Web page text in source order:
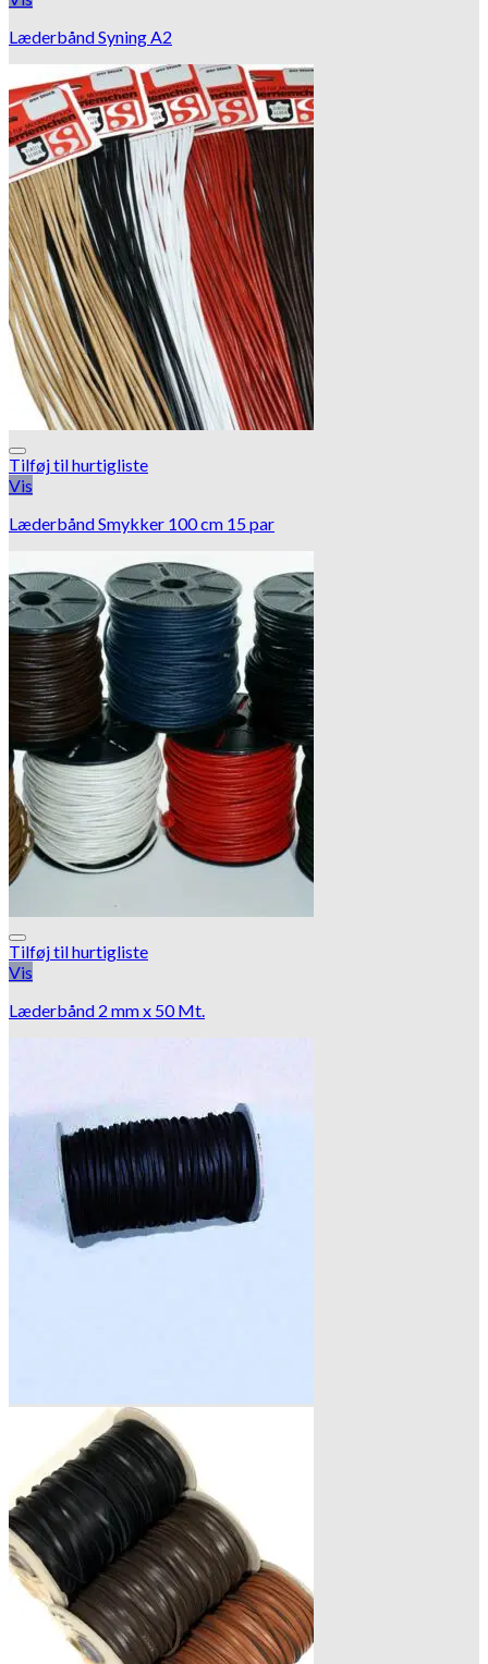
Læderbånd Syning A2
Tilføj til hurtigliste
Vis
Læderbånd Smykker 100 cm 15 par
Tilføj til hurtigliste
Vis
Læderbånd 2 mm x 50 Mt.